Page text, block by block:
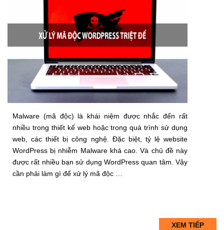
Malware (mã độc) là khái niệm được nhắc đến rất
nhiều trong thiết kế web hoặc trong quá trình sử dụng
web, các thiết bị công nghệ. Đặc biệt, tỷ lệ website
WordPress bị nhiễm Malware khá cao. Và chủ đề này
được rất nhiều bạn sử dụng WordPress quan tâm. Vậy
cần phải làm gì để xử lý mã độc …
XEM TIẾP